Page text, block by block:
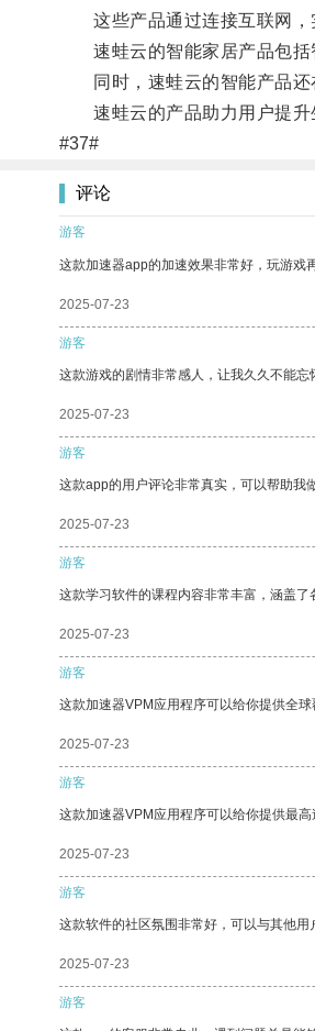
这些产品通过连接互联网，
速蛙云的智能家居产品包括
同时，速蛙云的智能产品还
速蛙云的产品助力用户提升
#37#
评论
游客
这款加速器app的加速效果非常好，玩游戏
2025-07-23
游客
这款游戏的剧情非常感人，让我久久不能忘
2025-07-23
游客
这款app的用户评论非常真实，可以帮助我
2025-07-23
游客
这款学习软件的课程内容非常丰富，涵盖了
2025-07-23
游客
这款加速器VPM应用程序可以给你提供全球
2025-07-23
游客
这款加速器VPM应用程序可以给你提供最
2025-07-23
游客
这款软件的社区氛围非常好，可以与其他用
2025-07-23
游客